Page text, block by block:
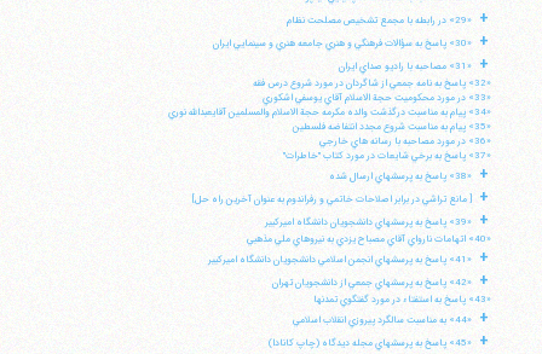
+ «29» در رابطه با مجمع تشخيص مصلحت نظام
+ «30» پاسخ به سؤالات فرهنگي و هنري جامعه هنري و سينمايي ايران
+
«31» مصاحبه با راديو صداي ايران
«32» پاسخ به نامه جمعي از شاگردان در مورد شروع درس فقه
«33» در مورد محكوميت حجة الاسلام آقاي يوسفي اشكوري
«34» پيام به مناسبت درگذشت والده مكرمه حجة الاسلام والمسلمين آقايعبدالله نوري
«35» پيام به مناسبت شروع مجدد انتفاضه فلسطين
«36» در مورد مصاحبه با رسانه هاي خارجي
«37» پاسخ به برخي شايعات در مورد كتاب "خاطرات"
+ «38» پاسخ به پرسشهاي ارسال شده
+ [ مانع تراشي در برابر اصلاحات خاتمي و رفراندوم به عنوان آخرين راه حل]
+
«39» پاسخ به پرسشهاي دانشجويان دانشگاه اميركبير
«40» اتهامات نارواي آقاي مصباح يزدي به نيروهاي ملي مذهبي
+ «41» پاسخ به پرسشهاي انجمن اسلامي دانشجويان دانشگاه اميركبير
+
«42» پاسخ به پرسشهاي جمعي از دانشجويان تهران
«43» پاسخ به استفتاء در مورد گفتگوي تمدنها
+ «44» به مناسبت سالگرد پيروزي انقلاب اسلامي
+ «45» پاسخ به پرسشهاي مجله ديدگاه (چاپ كانادا)